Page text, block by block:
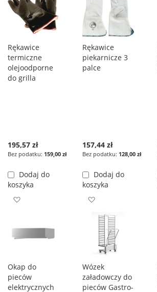
Rękawice
termiczne
olejoodporne
do grilla
195,57 zł
159,00 zł
Dodaj do
koszyka
Dodaj do listy życzeń
Rękawice
piekarnicze 3
palce
157,44 zł
128,00 zł
Dodaj do
koszyka
Dodaj do listy
Okap do
pieców
elektrycznych
Wózek
załadowczy do
pieców Gastro-